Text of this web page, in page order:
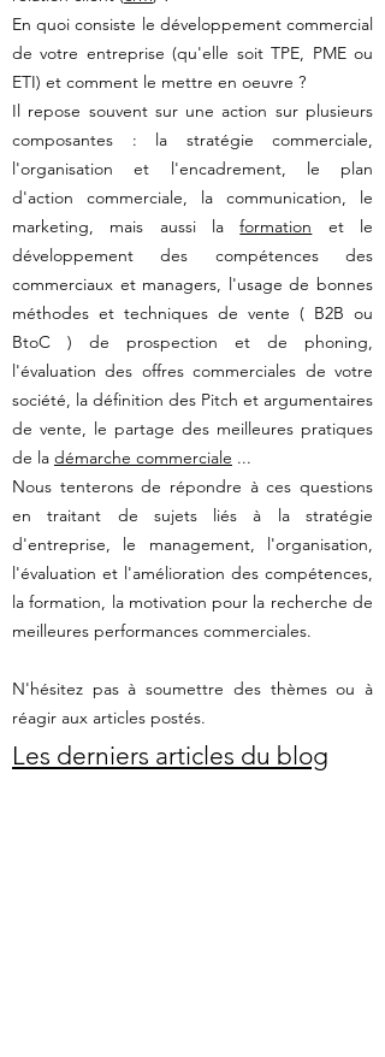
En quoi consiste le développement commercial
de votre entreprise (qu'elle soit TPE, PME ou
ETI) et comment le mettre en oeuvre ?
Il repose souvent sur une action sur plusieurs
composantes : la stratégie commerciale,
l'organisation et l'encadrement, le plan
d'action commerciale, la communication, le
marketing, mais aussi laformation et le
développement des compétences des
commerciaux et managers, l'usage de bonnes
méthodes et techniques de vente ( B2B ou
BtoC ) de prospection et de phoning,
l'évaluation des offres commerciales de votre
société, la définition des Pitch et argumentaires
de vente, le partage des meilleures pratiques
de la démarche commerciale ...
Nous tenterons de répondre à ces questions
en traitant de sujets liés à la stratégie
d'entreprise, le management, l'organisation,
l'évaluation et l'amélioration des compétences,
la formation, la motivation pour la recherche de
meilleures performances commerciales.
N'hésitez pas à soumettre des thèmes ou à
réagir aux articles postés.
Les derniers articles du blog